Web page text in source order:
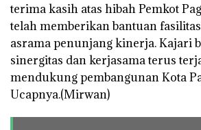
terima kasih atas hibah Pemkot
telah memberikan bantuan
asrama penunjang kinerja. Kajari
sinergitas dan kerjasama terus
mendukung pembangunan Kota
Ucapnya.(Mirwan)